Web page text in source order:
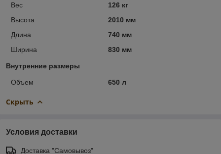
Вес
126 кг
Высота
2010 мм
Длина
740 мм
Ширина
830 мм
Внутренние размеры
Объем 650 л
Скрыть
Условия доставки
Доставка "Самовывоз"